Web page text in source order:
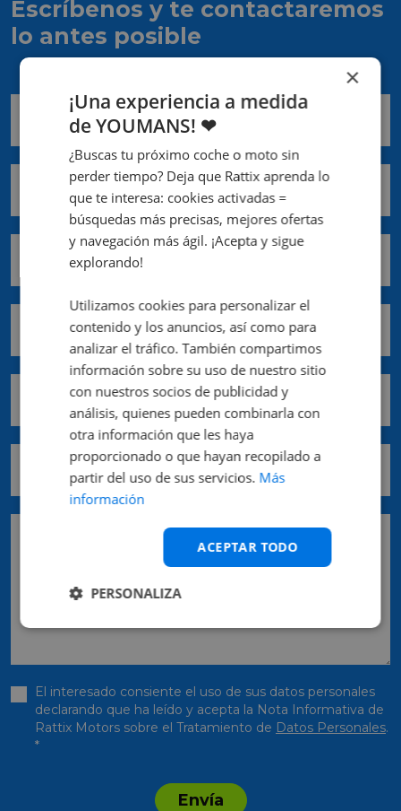
Escríbenos y te contactaremos
lo antes posible
Nombre *
Apellidos *
Email *
Teléfono móvil *
Comunidad *
Provincia *
El interesado consiente el uso de sus datos personales
declarando que ha leído y acepta la Nota Informativa de
Rattix Motors sobre el Tratamiento de Datos Personales.
*
Envía
×
¡Una experiencia a medida
de YOUMANS! ❤
¿Buscas tu próximo coche o moto sin
perder tiempo? Deja que Rattix aprenda lo
que te interesa: cookies activadas =
búsquedas más precisas, mejores ofertas
y navegación más ágil. ¡Acepta y sigue
explorando!
Utilizamos cookies para personalizar el
contenido y los anuncios, así como para
analizar el tráfico. También compartimos
información sobre su uso de nuestro sitio
con nuestros socios de publicidad y
análisis, quienes pueden combinarla con
otra información que les haya
proporcionado o que hayan recopilado a
partir del uso de sus servicios. Más
información
ACEPTAR TODO
PERSONALIZA